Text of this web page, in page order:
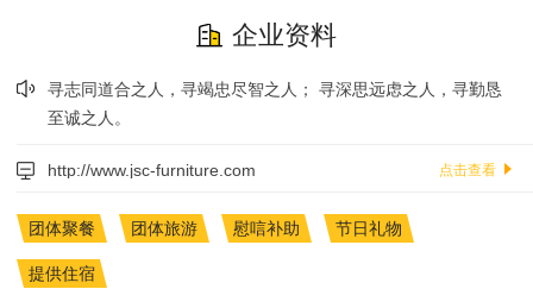
企业资料
寻志同道合之人，寻竭忠尽智之人； 寻深思远虑之人，寻勤恳
至诚之人。
http://www.jsc-furniture.com 点击查看
团体聚餐 团体旅游 慰唁补助 节日礼物
提供住宿